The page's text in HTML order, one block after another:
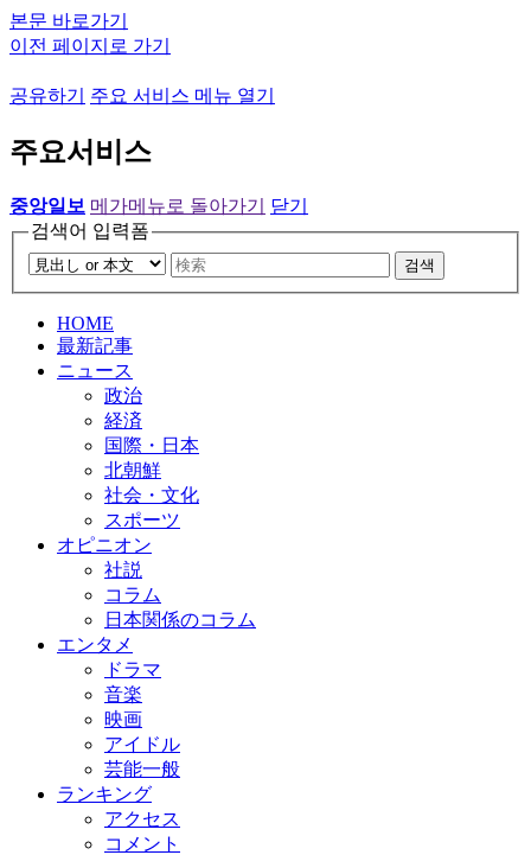
본문 바로가기
이전 페이지로 가기
공유하기 주요 서비스 메뉴 열기
주요서비스
중앙일보 메가메뉴로 돌아가기
닫기
검색어 입력폼
검색
HOME
最新記事
ニュース
政治
経済
国際・日本
北朝鮮
社会・文化
スポーツ
オピニオン
社説
コラム
日本関係のコラム
エンタメ
ドラマ
音楽
映画
アイドル
芸能一般
ランキング
アクセス
コメント